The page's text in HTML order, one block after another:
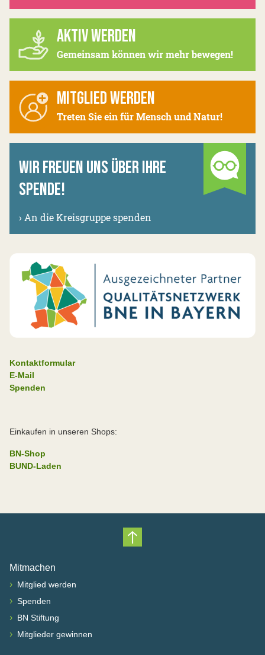
AKTIV WERDEN
Gemeinsam können wir mehr bewegen!
MITGLIED WERDEN
Treten Sie ein für Mensch und Natur!
WIR FREUEN UNS ÜBER IHRE
SPENDE!
› An die Kreisgruppe spenden
Kontaktformular
E-Mail
Spenden
Einkaufen in unseren Shops:
BN-Shop
BUND-Laden
Nach oben scrollen
Mitmachen
› Mitglied werden
› Spenden
› BN Stiftung
› Mitglieder gewinnen